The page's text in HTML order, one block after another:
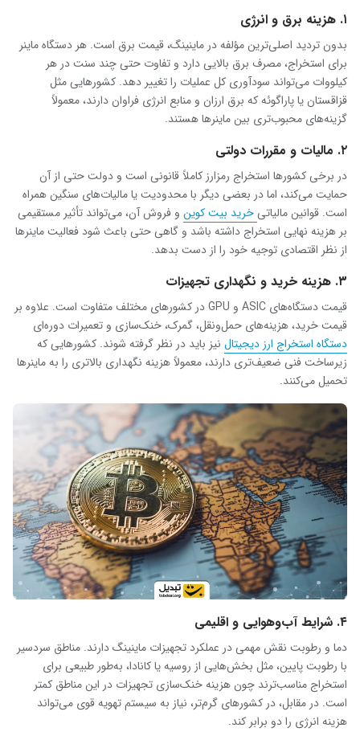
۱. هزینه برق و انرژی
بدون تردید اصلی‌ترین مؤلفه در ماینینگ، قیمت برق است. هر دستگاه ماینر
برای استخراج، مصرف برق بالایی دارد و تفاوت حتی چند سنت در هر
کیلووات می‌تواند سودآوری کل عملیات را تغییر دهد. کشورهایی مثل
قزاقستان یا پاراگوئه که برق ارزان و منابع انرژی فراوان دارند، معمولاً
گزینه‌های محبوب‌تری بین ماینرها هستند.
۲. مالیات و مقررات دولتی
در برخی کشورها استخراج رمزارز کاملاً قانونی است و دولت حتی از آن
حمایت می‌کند، اما در بعضی دیگر با محدودیت یا مالیات‌های سنگین همراه
است. قوانین مالیاتیخرید بیت کوین و فروش آن، می‌تواند تأثیر مستقیمی
بر هزینه نهایی استخراج داشته باشد و گاهی حتی باعث شود فعالیت ماینرها
از نظر اقتصادی توجیه خود را از دست بدهد.
۳. هزینه خرید و نگهداری تجهیزات
قیمت دستگاه‌های ASIC و GPU در کشورهای مختلف متفاوت است. علاوه بر
قیمت خرید، هزینه‌های حمل‌ونقل، گمرک، خنک‌سازی و تعمیرات دوره‌ای
دستگاه استخراج ارز دیجیتال نیز باید در نظر گرفته شوند. کشورهایی که
زیرساخت فنی ضعیف‌تری دارند، معمولاً هزینه نگهداری بالاتری را به ماینرها
تحمیل می‌کنند.
۴. شرایط آب‌و‌هوایی و اقلیمی
دما و رطوبت نقش مهمی در عملکرد تجهیزات ماینینگ دارند. مناطق سردسیر
با رطوبت پایین، مثل بخش‌هایی از روسیه یا کانادا، به‌طور طبیعی برای
استخراج مناسب‌ترند چون هزینه خنک‌سازی تجهیزات در این مناطق کمتر
است. در مقابل، در کشورهای گرم‌تر، نیاز به سیستم تهویه قوی می‌تواند
هزینه انرژی را دو برابر کند.